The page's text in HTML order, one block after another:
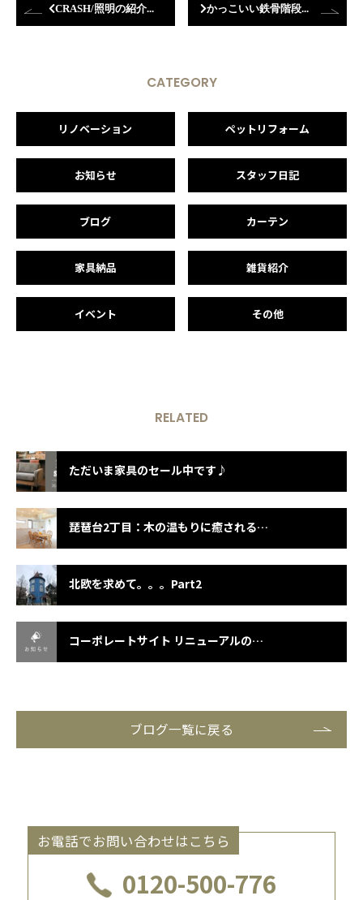
CRASH/照明の紹介☆彡 かっこいい鉄骨階段です♪
CATEGORY
リノベーション ペットリフォーム
お知らせ スタッフ日記
ブログ カーテン
家具納品 雑貨紹介
イベント その他
RELATED
ただいま家具のセール中です♪
琵琶台2丁目：木の温もりに癒される上質なジャパンディの住まい 完成見学会！
北欧を求めて。。。Part2
コーポレートサイト リニューアルのお知らせ
ブログ一覧に戻る
お電話でお問い合わせはこちら
0120-500-776